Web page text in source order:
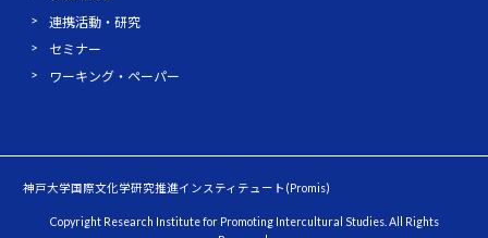
連携活動・研究
セミナー
ワーキング・ペーパー
神戸大学国際文化学研究推進インスティテュート(Promis)
Copyright Research Institute for Promoting Intercultural Studies. All Rights